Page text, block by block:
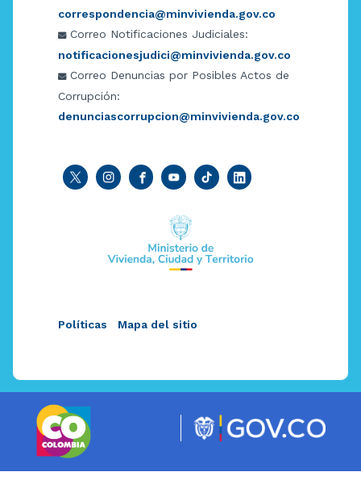
correspondencia@minvivienda.gov.co
Correo Notificaciones Judiciales:
notificacionesjudici@minvivienda.gov.co
Correo Denuncias por Posibles Actos de
Corrupción:
denunciascorrupcion@minvivienda.gov.co
Políticas Mapa del sitio